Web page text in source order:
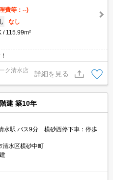
費等：--)
なし
115.99m²
ク清水店
詳細を見る
建 築10年
水駅 バス9分 横砂西停下車：停歩
清水区横砂中町